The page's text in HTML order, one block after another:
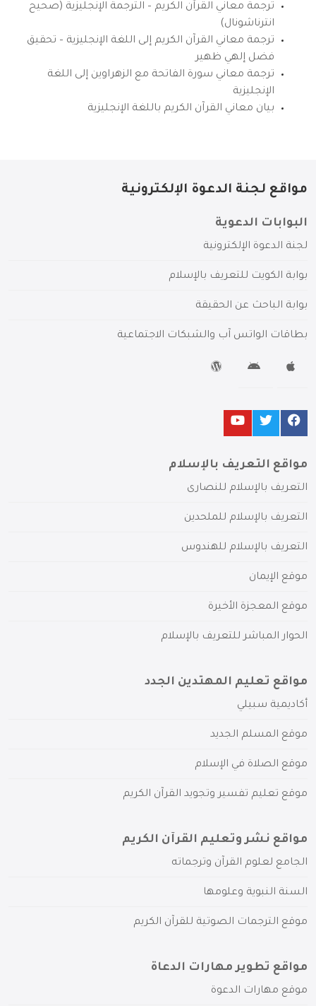
ترجمة معاني القرآن الكريم – الترجمة الإنجليزية (صحيح
انترناشونال)
ترجمة معاني القرآن الكريم إلى اللغة الإنجليزية – تحقيق
فضل إلهي ظهير
ترجمة معاني سورة الفاتحة مع الزهراوين إلى اللغة
الإنجليزية
بيان معاني القرآن الكريم باللغة الإنجليزية
مواقع لجنة الدعوة الإلكترونية
البوابات الدعوية
لجنة الدعوة الإلكترونية
بوابة الكويت للتعريف بالإسلام
بوابة الباحث عن الحقيقة
بطاقات الواتس آب والشبكات الاجتماعية
مواقع التعريف بالإسلام
التعريف بالإسلام للنصارى
التعريف بالإسلام للملحدين
التعريف بالإسلام للهندوس
موقع الإيمان
موقع المعجزة الأخيرة
الحوار المباشر للتعريف بالإسلام
مواقع تعليم المهتدين الجدد
أكاديمية سبيلي
موقع المسلم الجديد
موقع الصلاة في الإسلام
موقع تعليم تفسير وتجويد القرآن الكريم
مواقع نشر وتعليم القرآن الكريم
الجامع لعلوم القرآن وترجماته
السنة النبوية وعلومها
موقع الترجمات الصوتية للقرآن الكريم
مواقع تطوير مهارات الدعاة
موقع مهارات الدعوة